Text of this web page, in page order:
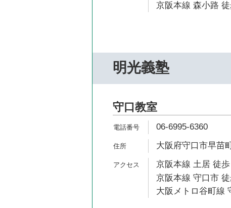
京阪本線 森小路
明光義塾
守口教室
06-6995-6360
大阪府守口市早苗
京阪本線 土居 徒
京阪本線 守口市
大阪メトロ谷町線